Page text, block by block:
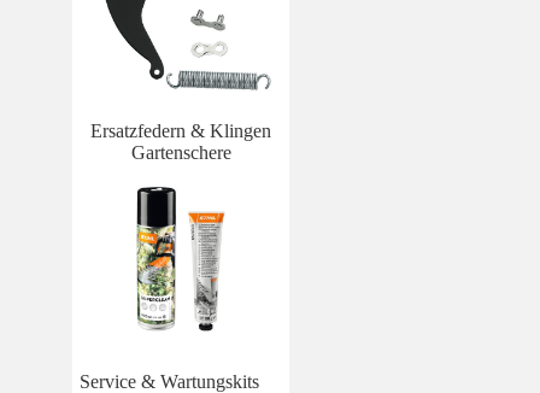
Ersatzfedern & Klingen
Gartenschere
Service & Wartungskits